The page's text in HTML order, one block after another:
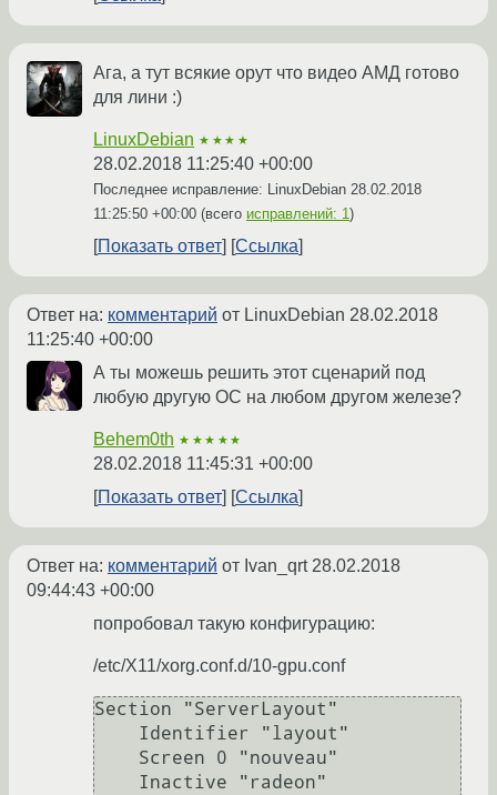
Ага, а тут всякие орут что видео АМД готово
для лини :)
LinuxDebian ★★★★
28.02.2018 11:25:40 +00:00
Последнее исправление: LinuxDebian 28.02.2018
11:25:50 +00:00 (всего исправлений: 1)
Показать ответ Ссылка
Ответ на: комментарий от LinuxDebian 28.02.2018
11:25:40 +00:00
А ты можешь решить этот сценарий под
любую другую ОС на любом другом железе?
Behem0th ★★★★★
28.02.2018 11:45:31 +00:00
Показать ответ
Ссылка
Ответ на: комментарий от Ivan_qrt28.02.2018
09:44:43 +00:00
попробовал такую конфигурацию:
/etc/X11/xorg.conf.d/10-gpu.conf
Section "ServerLayout"